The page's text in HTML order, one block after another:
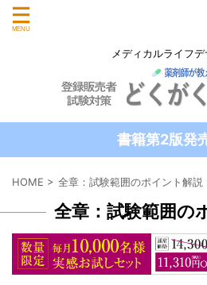
メディカルライフ
書籍第2版発
HOME > 全章：試験範囲のポイント解説
全章：試験範囲の